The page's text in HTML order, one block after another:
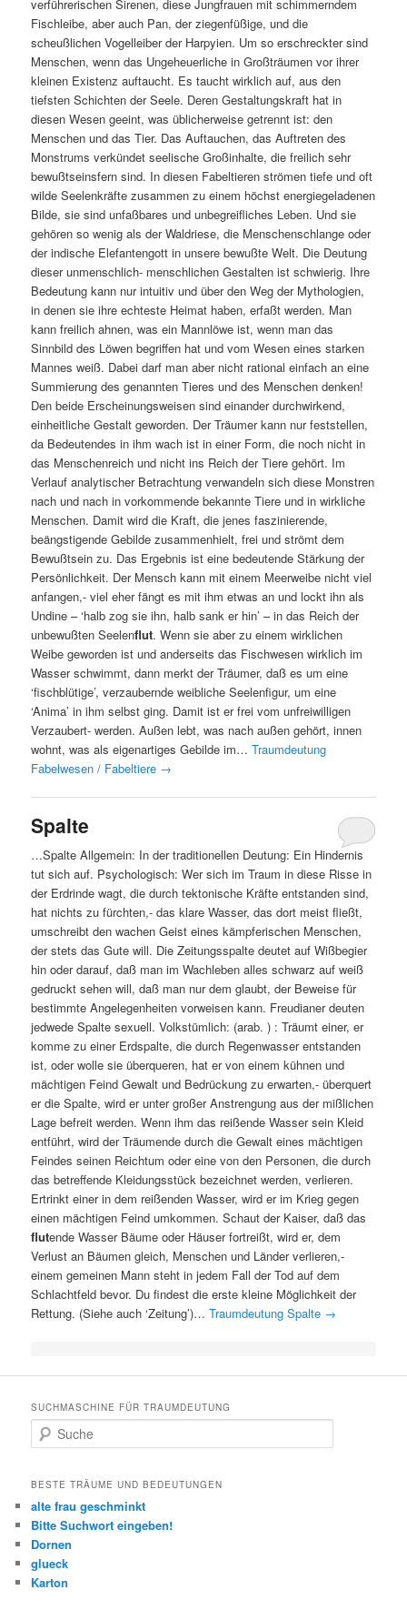
verführerischen Sirenen, diese Jungfrauen mit schimmerndem
Fischleibe, aber auch Pan, der ziegenfüßige, und die
scheußlichen Vogelleiber der Harpyien. Um so erschreckter sind
Menschen, wenn das Ungeheuerliche in Großträumen vor ihrer
kleinen Existenz auftaucht. Es taucht wirklich auf, aus den
tiefsten Schichten der Seele. Deren Gestaltungskraft hat in
diesen Wesen geeint, was üblicherweise getrennt ist: den
Menschen und das Tier. Das Auftauchen, das Auftreten des
Monstrums verkündet seelische Großinhalte, die freilich sehr
bewußtseinsfern sind. In diesen Fabeltieren strömen tiefe und oft
wilde Seelenkräfte zusammen zu einem höchst energiegeladenen
Bilde, sie sind unfaßbares und unbegreifliches Leben. Und sie
gehören so wenig als der Waldriese, die Menschenschlange oder
der indische Elefantengott in unsere bewußte Welt. Die Deutung
dieser unmenschlich- menschlichen Gestalten ist schwierig. Ihre
Bedeutung kann nur intuitiv und über den Weg der Mythologien,
in denen sie ihre echteste Heimat haben, erfaßt werden. Man
kann freilich ahnen, was ein Mannlöwe ist, wenn man das
Sinnbild des Löwen begriffen hat und vom Wesen eines starken
Mannes weiß. Dabei darf man aber nicht rational einfach an eine
Summierung des genannten Tieres und des Menschen denken!
Den beide Erscheinungsweisen sind einander durchwirkend,
einheitliche Gestalt geworden. Der Träumer kann nur feststellen,
da Bedeutendes in ihm wach ist in einer Form, die noch nicht in
das Menschenreich und nicht ins Reich der Tiere gehört. Im
Verlauf analytischer Betrachtung verwandeln sich diese Monstren
nach und nach in vorkommende bekannte Tiere und in wirkliche
Menschen. Damit wird die Kraft, die jenes faszinierende,
beängstigende Gebilde zusammenhielt, frei und strömt dem
Bewußtsein zu. Das Ergebnis ist eine bedeutende Stärkung der
Persönlichkeit. Der Mensch kann mit einem Meerweibe nicht viel
anfangen,- viel eher fängt es mit ihm etwas an und lockt ihn als
Undine – ‘halb zog sie ihn, halb sank er hin’ – in das Reich der
unbewußten Seelenflut. Wenn sie aber zu einem wirklichen
Weibe geworden ist und anderseits das Fischwesen wirklich im
Wasser schwimmt, dann merkt der Träumer, daß es um eine
‘fischblütige’, verzaubernde weibliche Seelenfigur, um eine
‘Anima’ in ihm selbst ging. Damit ist er frei vom unfreiwilligen
Verzaubert- werden. Außen lebt, was nach außen gehört, innen
wohnt, was als eigenartiges Gebilde im…Traumdeutung
Fabelwesen / Fabeltiere →
Spalte
…Spalte Allgemein: In der traditionellen Deutung: Ein Hindernis
tut sich auf. Psychologisch: Wer sich im Traum in diese Risse in
der Erdrinde wagt, die durch tektonische Kräfte entstanden sind,
hat nichts zu fürchten,- das klare Wasser, das dort meist fließt,
umschreibt den wachen Geist eines kämpferischen Menschen,
der stets das Gute will. Die Zeitungsspalte deutet auf Wißbegier
hin oder darauf, daß man im Wachleben alles schwarz auf weiß
gedruckt sehen will, daß man nur dem glaubt, der Beweise für
bestimmte Angelegenheiten vorweisen kann. Freudianer deuten
jedwede Spalte sexuell. Volkstümlich: (arab. ) : Träumt einer, er
komme zu einer Erdspalte, die durch Regenwasser entstanden
ist, oder wolle sie überqueren, hat er von einem kühnen und
mächtigen Feind Gewalt und Bedrückung zu erwarten,- überquert
er die Spalte, wird er unter großer Anstrengung aus der mißlichen
Lage befreit werden. Wenn ihm das reißende Wasser sein Kleid
entführt, wird der Träumende durch die Gewalt eines mächtigen
Feindes seinen Reichtum oder eine von den Personen, die durch
das betreffende Kleidungsstück bezeichnet werden, verlieren.
Ertrinkt einer in dem reißenden Wasser, wird er im Krieg gegen
einen mächtigen Feind umkommen. Schaut der Kaiser, daß das
flutende Wasser Bäume oder Häuser fortreißt, wird er, dem
Verlust an Bäumen gleich, Menschen und Länder verlieren,-
einem gemeinen Mann steht in jedem Fall der Tod auf dem
Schlachtfeld bevor. Du findest die erste kleine Möglichkeit der
Rettung. (Siehe auch ‘Zeitung’)…Traumdeutung Spalte →
SUCHMASCHINE FÜR TRAUMDEUTUNG
Suche
BESTE TRÄUME UND BEDEUTUNGEN
alte frau geschminkt
Bitte Suchwort eingeben!
Dornen
glueck
Karton